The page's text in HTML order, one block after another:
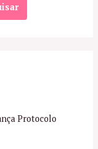
Protocolo